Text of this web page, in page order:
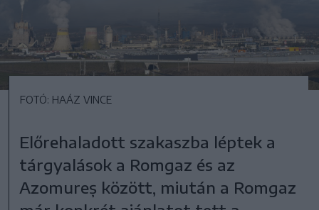
FOTÓ: HAÁZ VINCE
Előrehaladott szakaszba léptek a
tárgyalások a Romgaz és az
Azomureș között, miután a Romgaz